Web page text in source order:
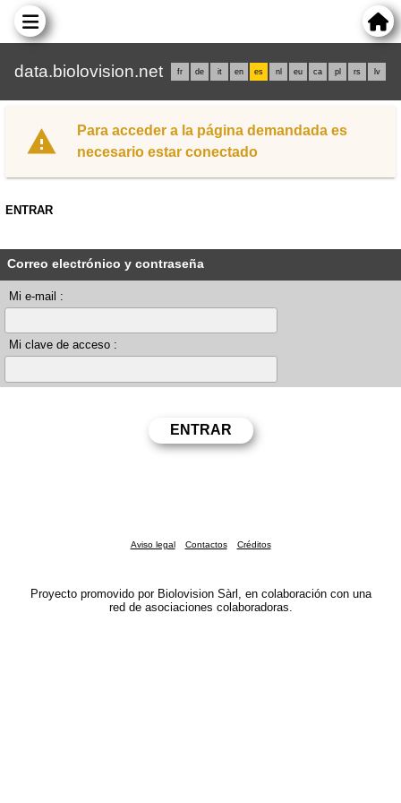
data.biolovision.net fr de it en es nl eu ca pl rs lv
Para acceder a la página demandada es
necesario estar conectado
ENTRAR
Correo electrónico y contraseña
Mi e-mail :
Mi clave de acceso :
Aviso legal Contactos Créditos
Proyecto promovido por Biolovision Sàrl, en colaboración con una
red de asociaciones colaboradoras.